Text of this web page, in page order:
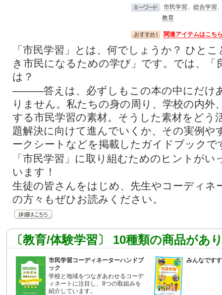
市民学習、 総合学習
教育
関連アイテムはこち
「市民学習」とは、何でしょうか？ ひと
き市民になるための学び」です。では、「
は？
―――答えは、必ずしもこの本の中にだけ
りません。私たちの身の周り、学校の内外
する市民学習の素材。そうした素材をどう
題解決に向けて進んでいくか、その実例や
ークシートなどを掲載したガイドブックで
「市民学習」に取り組むためのヒントがい
います！
生徒の皆さんをはじめ、先生やコーディネ
の方々もぜひお読みください。
〔教育/体験学習〕 10種類の商品があ
市民学習コーディネーターハンドブ
ック
学校と地域をつなぎあわせるコーデ
ィネートに注目し、8つの取組みを
紹介しています。
みんなです